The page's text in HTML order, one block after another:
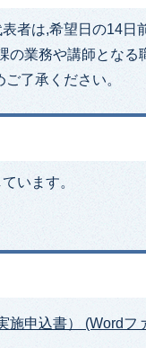
者は,希望日の14日
の業務や講師とな
了承ください。
います。
施申込書） (Wordフ